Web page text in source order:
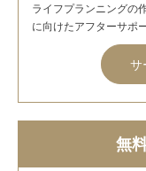
ライフプランニングの
に向けたアフターサポ
サ
無